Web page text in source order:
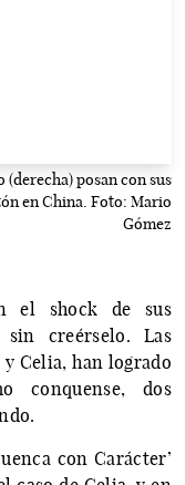
posan con sus
en China. Foto: Mario
Gómez
el shock de sus
creérselo. Las
Celia, han logrado
conquense, dos
con Carácter’